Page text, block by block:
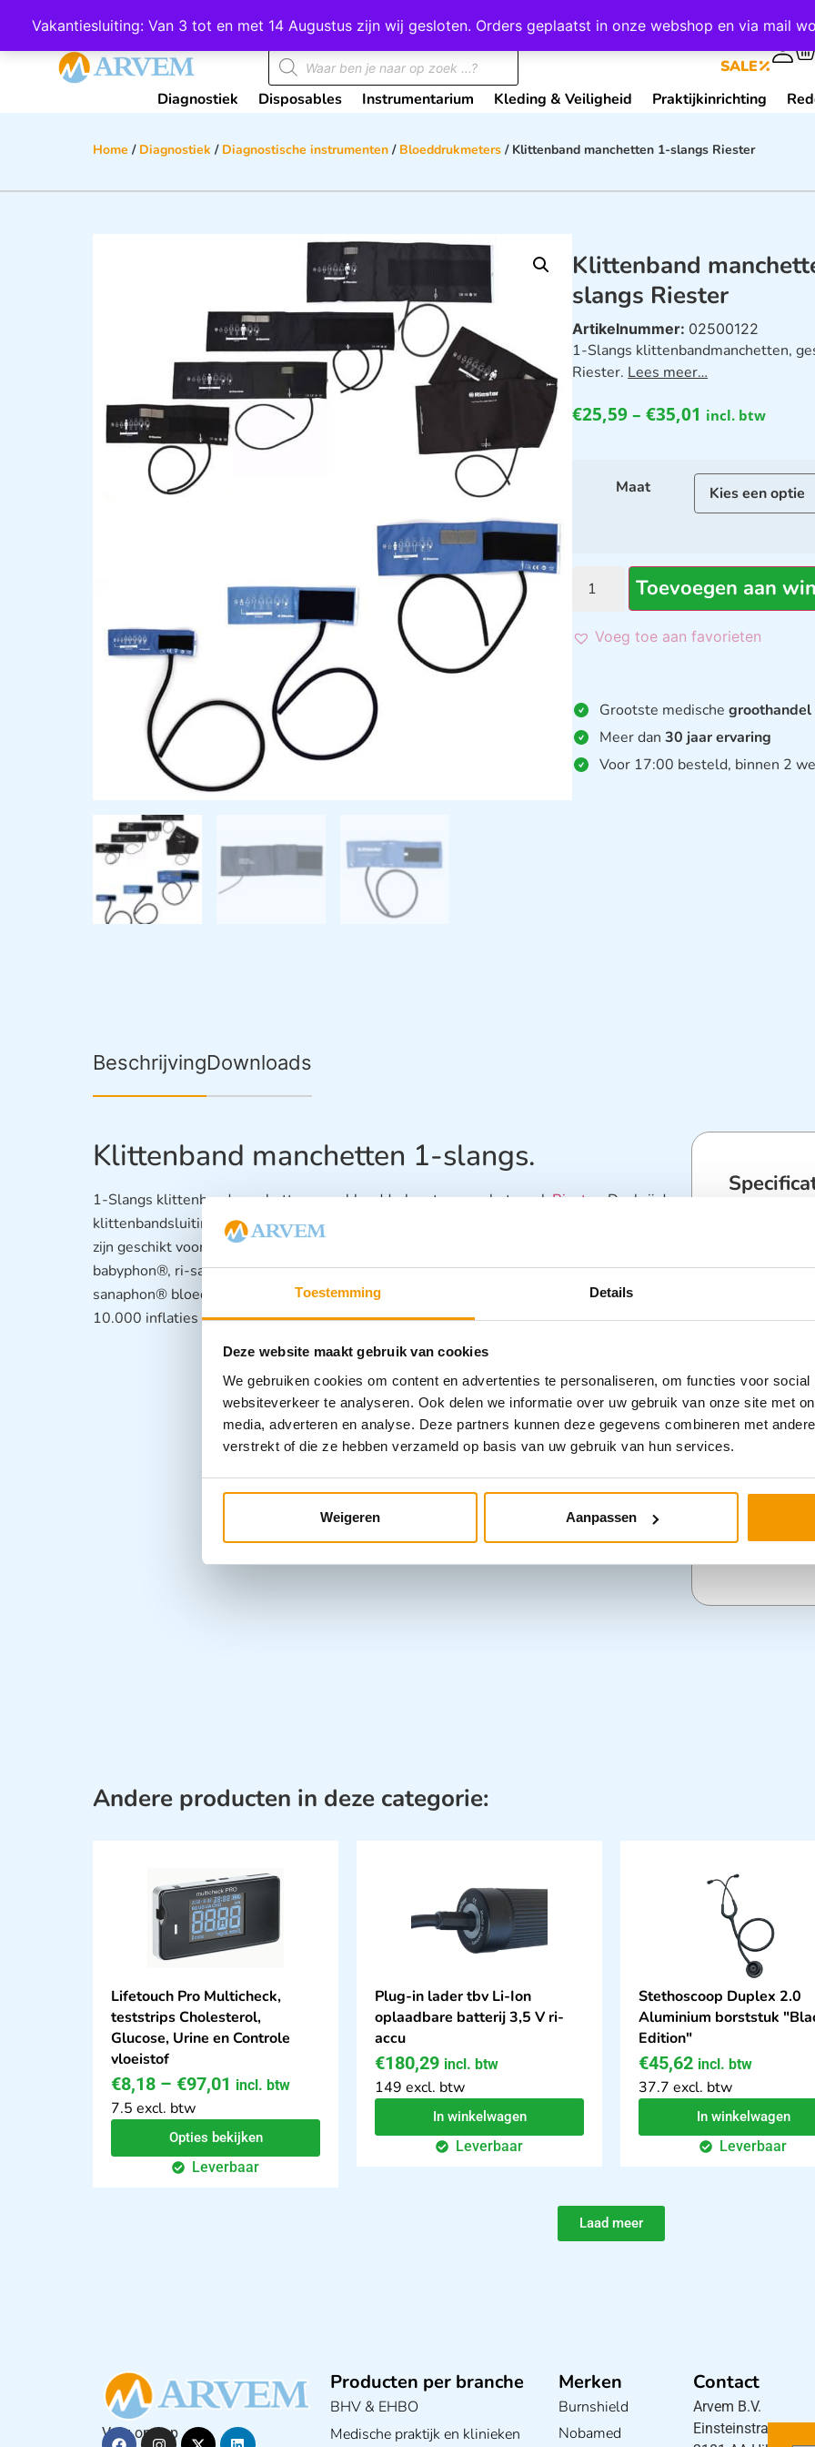
Toestemming Details
Deze website maakt gebruik van cookies
We gebruiken cookies om content en advertenties te personaliseren, om functies voor
websiteverkeer te analyseren. Ook delen we informatie over uw gebruik van onze site met
media, adverteren en analyse. Deze partners kunnen deze gegevens combineren met
verstrekt of die ze hebben verzameld op basis van uw gebruik van hun services.
Weigeren Aanpassen
Vakantiesluiting: Van 3 tot en met 14 Augustus zijn wij gesloten. Orders geplaatst in onze webshop en via mail
Wij scoren een 4,8 op Google
SALE
Diagnostiek Disposables Instrumentarium Kleding & Veiligheid Praktijkinrichting
Home / Diagnostiek / Diagnostische instrumenten / Bloeddrukmeters / Klittenband manchetten 1-slangs Riester
Klittenband
slangs Riester
Artikelnummer: 02500122
1-Slangs klittenbandmanchetten,
Riester. Lees meer…
€25,59– €35,01 incl. btw
Maat
Toevoegen aan
Voeg toe aan favorieten
Grootste medische
Meer dan30 jaar ervaring
Voor 17:00 besteld, binnen 2
BeschrijvingDownloads
Klittenband manchetten 1-slangs.
1-Slangs klittenbandmanchetten voor bloeddrukmeters van het merkRiester. Dankzij de
klittenbandsluiting zijn de manchetten snel en gemakkelijk te gebruiken. De manchetten
zijn geschikt voor gebruik met de minimus® II, precisa® N shock-proof,
babyphon®, ri-san® (1-slangs en zelf metings meter),precisa® N (1-slangs), e-mega® en
sanaphon® bloeddrukmeters. Daarnaast zijn de manchetten latexvrij en ze kunnen voor c.a.
10.000 inflaties gebruikt worden.
babyphon®,
–
– Geschikte
R00122: 32
– Geschikt
Andere producten in deze categorie:
Lifetouch Pro Multicheck,
teststrips Cholesterol,
Glucose, Urine en Controle
vloeistof
€8,18 – €97,01 incl. btw
7.5 excl. btw
Opties bekijken
Leverbaar
Plug-in lader tbv Li-Ion
oplaadbare batterij 3,5 V ri-
accu
€180,29 incl. btw
149 excl. btw
In winkelwagen
Leverbaar
Stethoscoop Duplex 2.0
Aluminium borststuk
Edition"
€45,62 incl. btw
37.7 excl. btw
In winkelwagen
Leverbaar
Laad meer
Volg ons op
Producten per branche
BHV & EHBO
Medische praktijk en klinieken
Merken
Burnshield
Nobamed
Contact
Arvem B.V.
Einsteinstraat 5